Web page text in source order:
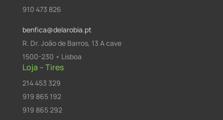
910 473 826
benfica@delarobia.pt
R. Dr. João de Barros, 13 A cave
1500-230 • Lisboa
Loja – Tires
214 453 329
919 865 192
919 865 292